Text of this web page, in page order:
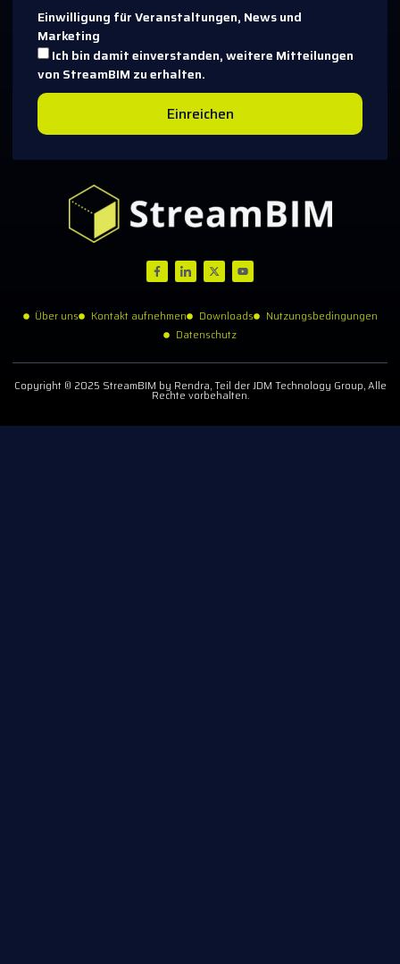
Einwilligung für Veranstaltungen, News und
Marketing
Ich bin damit einverstanden, weitere Mitteilungen
von StreamBIM zu erhalten.
Einreichen
Über uns Kontakt aufnehmen Downloads
Nutzungsbedingungen
Datenschutz
Copyright © 2025 StreamBIM by Rendra, Teil der JDM Technology Group, Alle
Rechte vorbehalten.